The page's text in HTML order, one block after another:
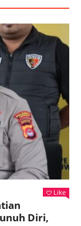
Like
Diri,